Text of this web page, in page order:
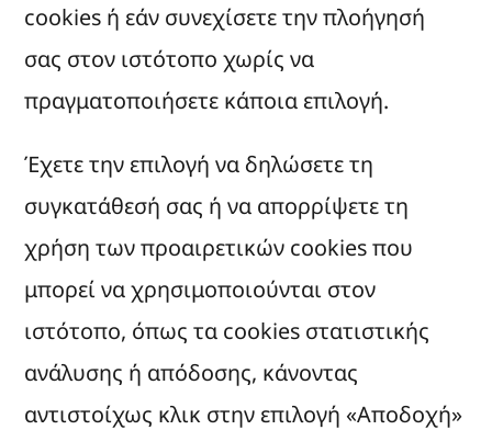
cookies ή εάν συνεχίσετε την πλοήγησή
σας στον ιστότοπο χωρίς να
πραγματοποιήσετε κάποια επιλογή.
Έχετε την επιλογή να δηλώσετε τη
συγκατάθεσή σας ή να απορρίψετε τη
χρήση των προαιρετικών cookies που
μπορεί να χρησιμοποιούνται στον
ιστότοπο, όπως τα cookies στατιστικής
ανάλυσης ή απόδοσης, κάνοντας
αντιστοίχως κλικ στην επιλογή «Αποδοχή»